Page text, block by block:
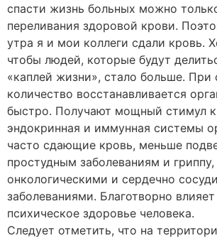
спасти жизнь больных можно
переливания здоровой крови.
утра я и мои коллеги сдали кровь.
чтобы людей, которые будут
«каплей жизни», стало больше. При
количество восстанавливается
быстро. Получают мощный стимул к
эндокринная и иммунная системы
часто сдающие кровь, меньше
простудным заболеваниям и
онкологическими и сердечно
заболеваниями. Благотворно
психическое здоровье человека.
Следует отметить, что на